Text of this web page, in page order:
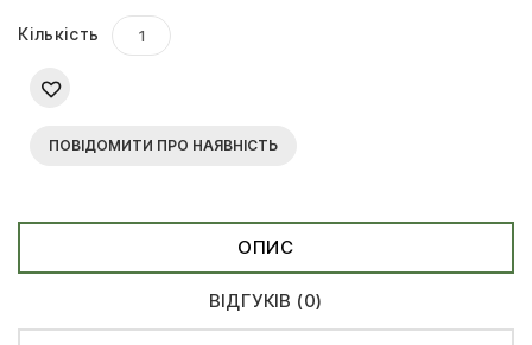
Кількість
ПОВІДОМИТИ ПРО НАЯВНІСТЬ
ОПИС
ВІДГУКІВ (0)